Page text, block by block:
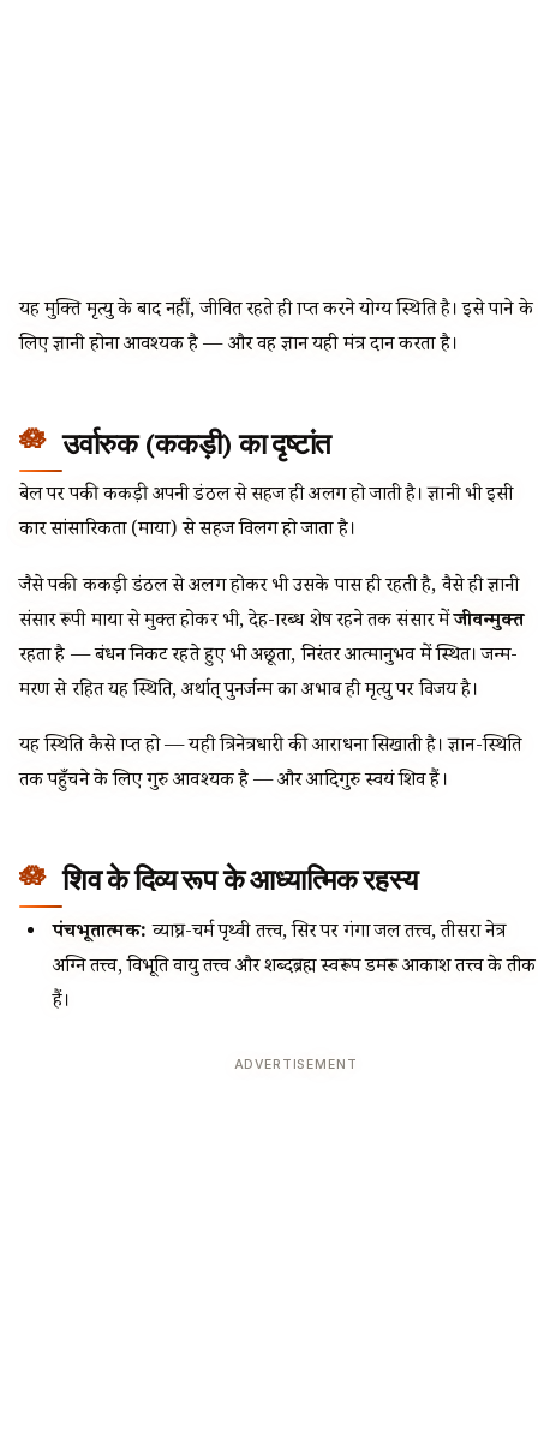
यह मुक्ति मृत्यु के बाद नहीं, जीवित रहते ही प्राप्त करने योग्य स्थिति है। इसे पाने के
लिए ज्ञानी होना आवश्यक है — और वह ज्ञान यही मंत्र प्रदान करता है।
उर्वारुक (ककड़ी) का दृष्टांत
बेल पर पकी ककड़ी अपनी डंठल से सहज ही अलग हो जाती है। ज्ञानी भी इसी
प्रकार सांसारिकता (माया) से सहज विलग हो जाता है।
जैसे पकी ककड़ी डंठल से अलग होकर भी उसके पास ही रहती है, वैसे ही ज्ञानी
संसार रूपी माया से मुक्त होकर भी, देह-प्रारब्ध शेष रहने तक संसार मेंजीवन्मुक्त
रहता है — बंधन निकट रहते हुए भी अछूता, निरंतर आत्मानुभव में स्थित। जन्म-
मरण से रहित यह स्थिति, अर्थात् पुनर्जन्म का अभाव ही मृत्यु पर विजय है।
यह स्थिति कैसे प्राप्त हो — यही त्रिनेत्रधारी की आराधना सिखाती है। ज्ञान-स्थिति
तक पहुँचने के लिए गुरु आवश्यक है — और आदिगुरु स्वयं शिव हैं।
शिव के दिव्य रूप के आध्यात्मिक रहस्य
पंचभूतात्मक:व्याघ्र-चर्म पृथ्वी तत्त्व, सिर पर गंगा जल तत्त्व, तीसरा नेत्र
अग्नि तत्त्व, विभूति वायु तत्त्व और शब्दब्रह्म स्वरूप डमरू आकाश तत्त्व के प्रतीक
हैं।
ADVERTISEMENT